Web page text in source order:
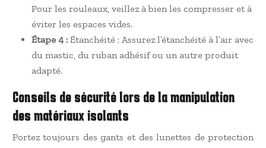
Pour les rouleaux, veillez à bien les compresser et à
éviter les espaces vides.
Étape 4 : Étanchéité : Assurez l’étanchéité à l’air avec
du mastic, du ruban adhésif ou un autre produit
adapté.
Conseils de sécurité lors de la manipulation
des matériaux isolants
Portez toujours des gants et des lunettes de protection